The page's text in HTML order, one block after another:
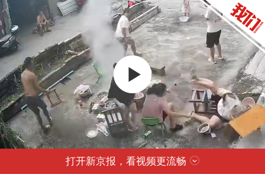
打开新京报，看视频更流畅